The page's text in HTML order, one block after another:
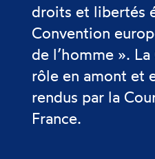
droits et libertés
Convention
de l’homme ».
rôle en amont et
rendus par la
France.